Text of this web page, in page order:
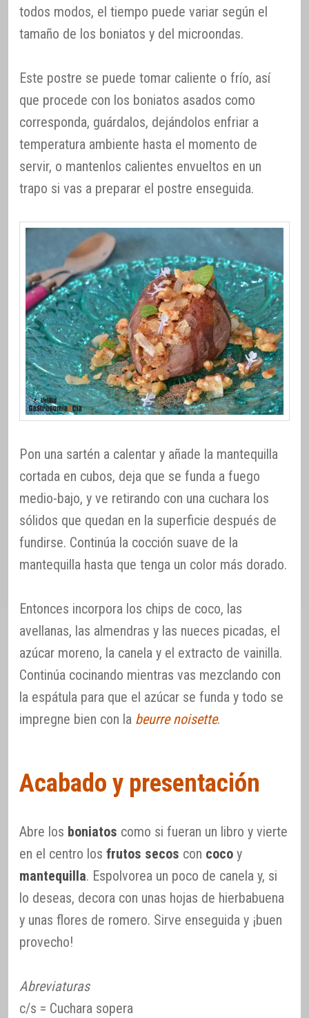
todos modos, el tiempo puede variar según el
tamaño de los boniatos y del microondas.
Este postre se puede tomar caliente o frío, así
que procede con los boniatos asados como
corresponda, guárdalos, dejándolos enfriar a
temperatura ambiente hasta el momento de
servir, o mantenlos calientes envueltos en un
trapo si vas a preparar el postre enseguida.
Pon una sartén a calentar y añade la mantequilla
cortada en cubos, deja que se funda a fuego
medio-bajo, y ve retirando con una cuchara los
sólidos que quedan en la superficie después de
fundirse. Continúa la cocción suave de la
mantequilla hasta que tenga un color más dorado.
Entonces incorpora los chips de coco, las
avellanas, las almendras y las nueces picadas, el
azúcar moreno, la canela y el extracto de vainilla.
Continúa cocinando mientras vas mezclando con
la espátula para que el azúcar se funda y todo se
impregne bien con la beurre noisette.
Acabado y presentación
Abre los boniatos como si fueran un libro y vierte
en el centro los frutos secos con coco y
mantequilla. Espolvorea un poco de canela y, si
lo deseas, decora con unas hojas de hierbabuena
y unas flores de romero. Sirve enseguida y ¡buen
provecho!
Abreviaturas
c/s = Cuchara sopera